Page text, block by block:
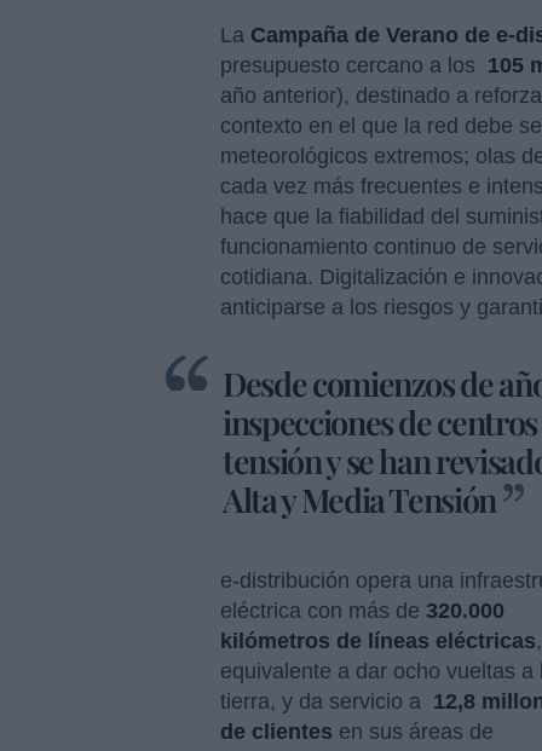
La Campaña de Verano de e-
presupuesto cercano a los 105
año anterior), destinado a
contexto en el que la red debe
meteorológicos extremos; olas
cada vez más frecuentes e
hace que la fiabilidad del
funcionamiento continuo de
cotidiana. Digitalización e
anticiparse a los riesgos y
Desde comienzos de
inspecciones de
tensión y se han
Alta y Media Tensión
e-distribución opera una
eléctrica con más de 320.000
kilómetros de líneas eléctricas
equivalente a dar ocho vueltas a
tierra, y da servicio a 12,8
de clientes en sus áreas de